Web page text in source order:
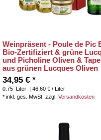
Weinpräsent - Poule de Pic
Bio-Zertifiziert & grüne
und Picholine Oliven &
aus grünen Lucques Oliven
34,95 € *
0.75 Liter | 46,60 € / Liter
*inkl. ges. MwSt. zzgl.Versandkosten